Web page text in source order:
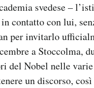
svedese –
contatto con lui,
per invitarlo
a Stoccolma,
del Nobel nelle
un discorso,